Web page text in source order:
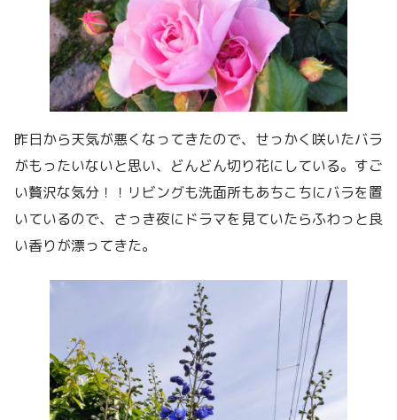
昨日から天気が悪くなってきたので、せっかく咲いたバラ
がもったいないと思い、どんどん切り花にしている。すご
い贅沢な気分！！リビングも洗面所もあちこちにバラを置
いているので、さっき夜にドラマを見ていたらふわっと良
い香りが漂ってきた。